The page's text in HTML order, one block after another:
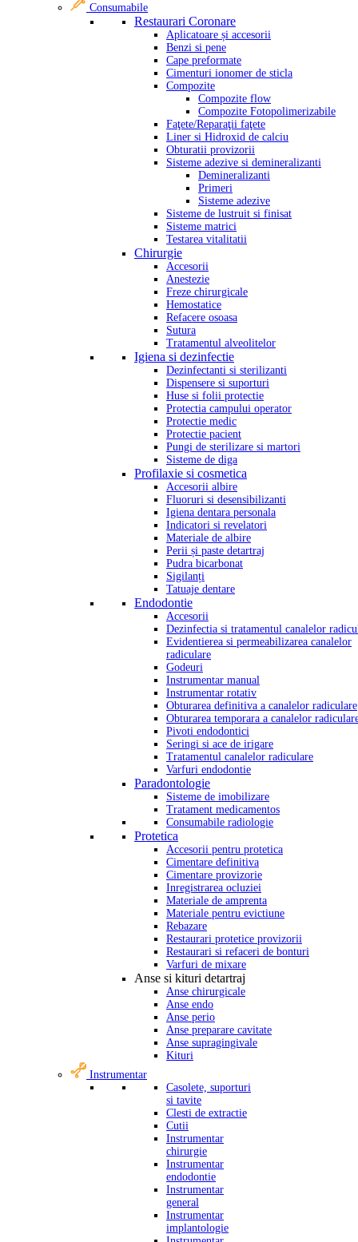
Consumabile
Restaurari Coronare
Aplicatoare și accesorii
Benzi si pene
Cape preformate
Cimenturi ionomer de sticla
Compozite
Compozite flow
Compozite Fotopolimerizabile
Faţete/Reparaţii faţete
Liner si Hidroxid de calciu
Obturatii provizorii
Sisteme adezive si demineralizanti
Demineralizanti
Primeri
Sisteme adezive
Sisteme de lustruit si finisat
Sisteme matrici
Testarea vitalitatii
Chirurgie
Accesorii
Anestezie
Freze chirurgicale
Hemostatice
Refacere osoasa
Sutura
Tratamentul alveolitelor
Igiena si dezinfectie
Dezinfectanti si sterilizanti
Dispensere si suporturi
Huse si folii protectie
Protectia campului operator
Protectie medic
Protectie pacient
Pungi de sterilizare si martori
Sisteme de diga
Profilaxie si cosmetica
Accesorii albire
Fluoruri si desensibilizanti
Igiena dentara personala
Indicatori si revelatori
Materiale de albire
Perii și paste detartraj
Pudra bicarbonat
Sigilanți
Tatuaje dentare
Endodontie
Accesorii
Dezinfectia si tratamentul canalelor
Evidentierea si permeabilizarea canalelor
radiculare
Godeuri
Instrumentar manual
Instrumentar rotativ
Obturarea definitiva a canalelor radiculare
Obturarea temporara a canalelor
Pivoti endodontici
Seringi si ace de irigare
Tratamentul canalelor radiculare
Varfuri endodontie
Paradontologie
Sisteme de imobilizare
Tratament medicamentos
Consumabile radiologie
Protetica
Accesorii pentru protetica
Cimentare definitiva
Cimentare provizorie
Inregistrarea ocluziei
Materiale de amprenta
Materiale pentru evictiune
Rebazare
Restaurari protetice provizorii
Restaurari si refaceri de bonturi
Varfuri de mixare
Anse si kituri detartraj
Anse chirurgicale
Anse endo
Anse perio
Anse preparare cavitate
Anse supragingivale
Kituri
Instrumentar
Casolete, suporturi
si tavite
Clesti de extractie
Cutii
Instrumentar
chirurgie
Instrumentar
endodontie
Instrumentar
general
Instrumentar
implantologie